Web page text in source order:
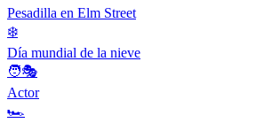
Pesadilla en Elm Street
❄️
Día mundial de la nieve
🧑🎭
Actor
🏎